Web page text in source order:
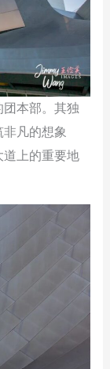
本部。其独
凡的想象
上的重要地